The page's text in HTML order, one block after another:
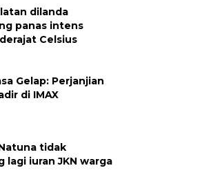
dilanda
panas intens
Celsius
Gelap: Perjanjian
di IMAX
tidak
lagi iuran JKN warga